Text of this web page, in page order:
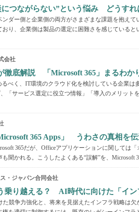
につながらない”という悩み どうすれ
ンダー側と企業側の両方がさまざまな課題を抱え
り、企業側は製品の選定に困難さを感じていると
会社
徹底解説 「Microsoft 365」まるわか
べく、IT環境のクラウド化を検討している企業は
「サービス選定に役立つ情報」「導入のメリット
365 Apps」 うわさの真相を
365だが、Officeアプリケーションに関しては
聞かれる。こうしたよくある“誤解”を、Microsoft
・ジャパン合同会社
乗り越える？ AI時代に向けた「イン
競争力強化と、将来を見据えたインフラ戦略は欠